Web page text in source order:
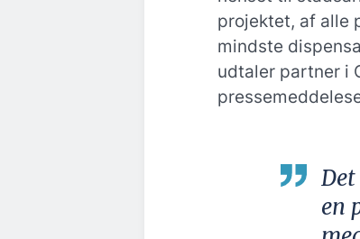
projektet, af alle
mindste
udtaler partner i
en